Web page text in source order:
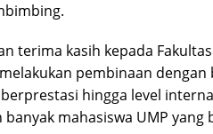
terima kasih kepada
pembinaan dengan
hingga level
mahasiswa UMP yang